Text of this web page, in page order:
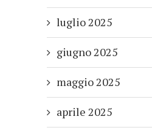
luglio 2025
giugno 2025
maggio 2025
aprile 2025